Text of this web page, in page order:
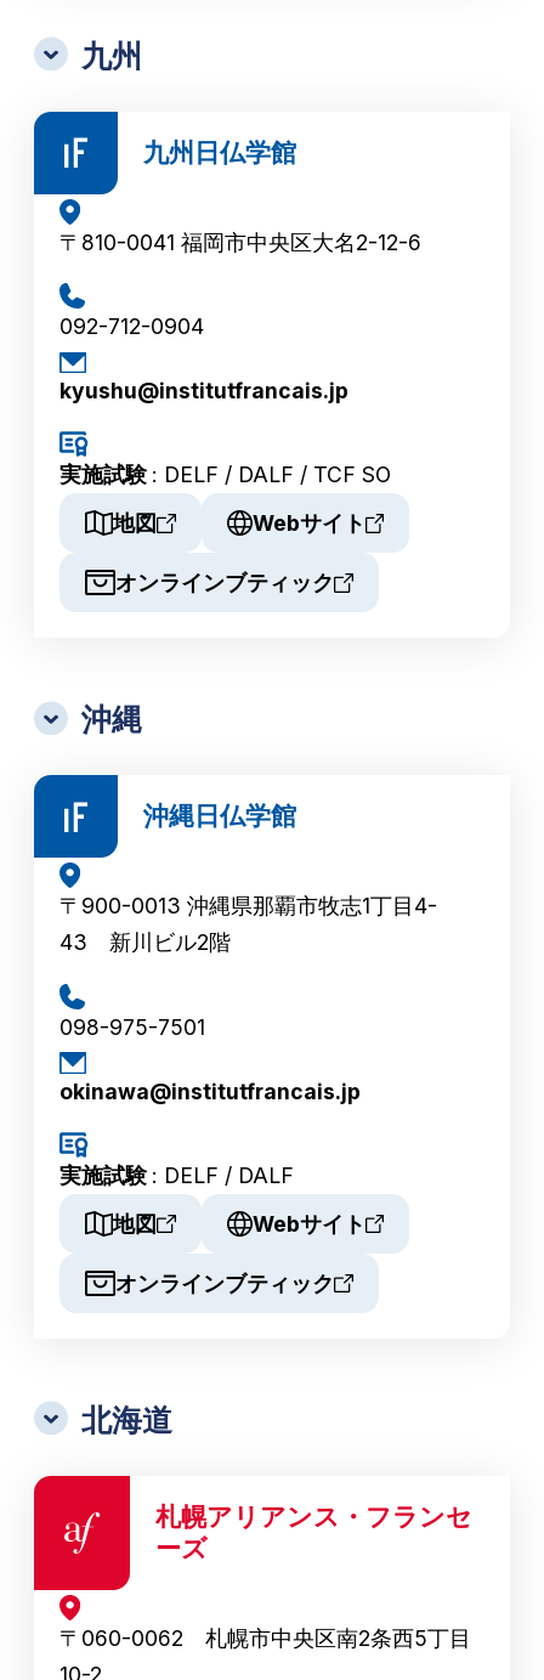
九州
九州日仏学館
〒810-0041 福岡市中央区大名2-12-6
092-712-0904
kyushu@institutfrancais.jp
実施試験 : DELF / DALF / TCF SO
地図
Webサイト
オンラインブティック
沖縄
沖縄日仏学館
〒900-0013 沖縄県那覇市牧志1丁目4-
43 新川ビル2階
098-975-7501
okinawa@institutfrancais.jp
実施試験 : DELF / DALF
地図
Webサイト
オンラインブティック
北海道
札幌アリアンス・フランセ
ーズ
〒060-0062 札幌市中央区南2条西5丁目
10-2